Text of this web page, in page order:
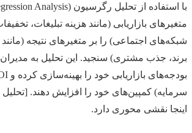
متغیرهای بازاریابی (مانند هزینه تبلیغات،
شبکه‌های اجتماعی) را بر متغیرهای نتیجه
برند، جذب مشتری) سنجید. این تحلیل به
سرمایه) کمپین‌های خود را افزایش دهند.
اینجا نقشی محوری دارد.